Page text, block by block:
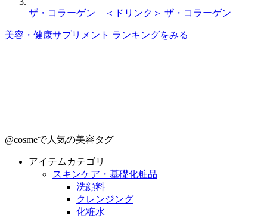
ザ・コラーゲン ＜ドリンク＞ ザ・コラーゲン
美容・健康サプリメント ランキングをみる
@cosmeで人気の美容タグ
アイテムカテゴリ
スキンケア・基礎化粧品
洗顔料
クレンジング
化粧水